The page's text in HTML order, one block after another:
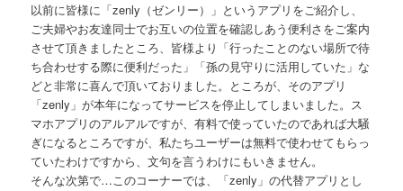
以前に皆様に「zenly（ゼンリー）」というアプリをご紹介し、
ご夫婦やお友達同士でお互いの位置を確認しあう便利さをご案内
させて頂きましたところ、皆様より「行ったことのない場所で待
ち合わせする際に便利だった」「孫の見守りに活用していた」な
どと非常に喜んで頂いておりました。ところが、そのアプリ
「zenly」が本年になってサービスを停止してしまいました。ス
マホアプリのアルアルですが、有料で使っていたのであれば大騒
ぎになるところですが、私たちユーザーは無料で使わせてもらっ
ていたわけですから、文句を言うわけにもいきません。
そんな次第で…このコーナーでは、「zenly」の代替アプリとし